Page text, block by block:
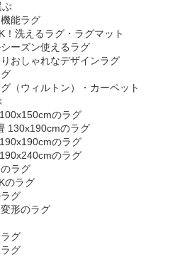
ぶ
能ラグ
！洗えるラグ・ラグマット
ーズン使えるラグ
おしゃれなデザインラグ
（ウィルトン）・カーペット
のラグ
130x190cmのラグ
のラグ
のラグ
ラグ
のラグ
グ
形のラグ
グ
グ